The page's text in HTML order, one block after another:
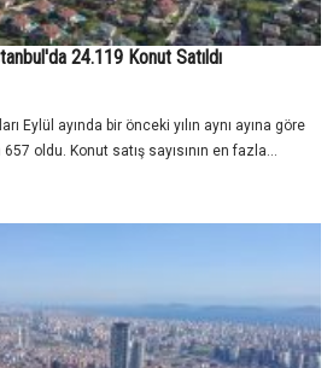
24.119 Konut Satıldı
Eylül ayında bir önceki yılın aynı ayına göre
oldu. Konut satış sayısının en fazla...